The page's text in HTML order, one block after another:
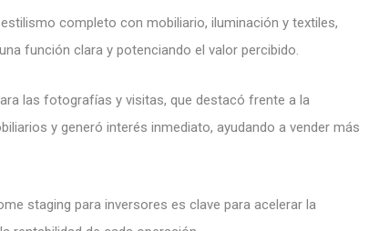
completo con mobiliario, iluminación y textiles,
función clara y potenciando el valor percibido.
las fotografías y visitas, que destacó frente a la
y generó interés inmediato, ayudando a vender más
staging para inversores es clave para acelerar la